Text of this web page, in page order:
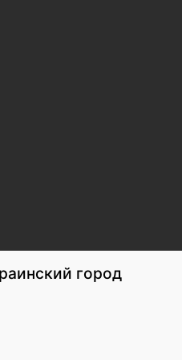
город